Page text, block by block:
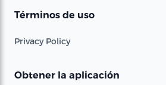
Términos de uso
Privacy Policy
Obtener la aplicación